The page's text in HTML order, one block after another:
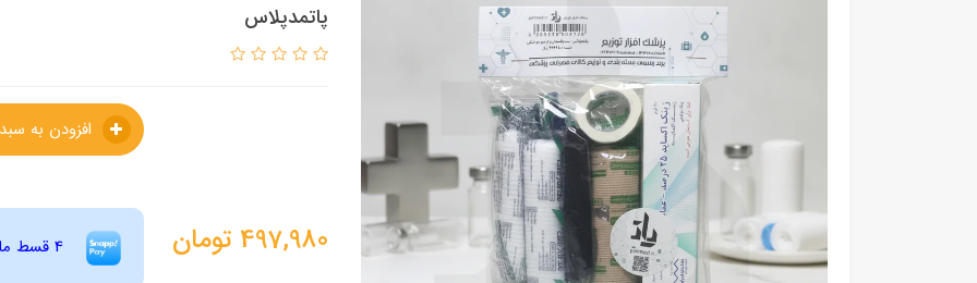
پاتمدپلاس
497,980 تومان 4 قسط ماهانه 124,495 تومانی با اسنپ ‌پی! (بدون کارمزد)